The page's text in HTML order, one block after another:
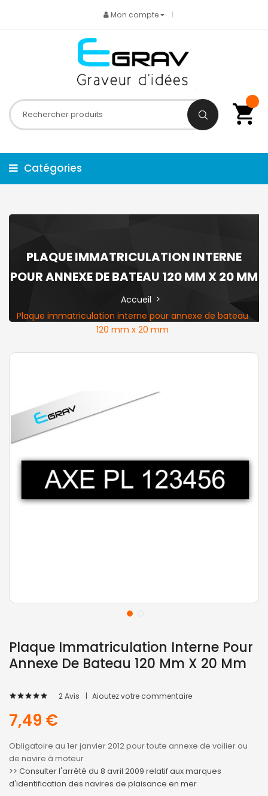
Mon compte
Catégories
PLAQUE IMMATRICULATION INTERNE
POUR ANNEXE DE BATEAU 120 MM X 20 MM
Accueil
Plaque immatriculation interne pour annexe de bateau
120 mm x 20 mm
Plaque Immatriculation Interne Pour
Annexe De Bateau 120 Mm X 20 Mm
2Avis Ajoutez votre commentaire
7,49 €
Obligatoire au 1er janvier 2012 pour toute annexe de voilier ou
de navire à moteur
>> Consulter l'arrêté du 8 avril 2009 relatif aux marques
d'identification des navires de plaisance en mer